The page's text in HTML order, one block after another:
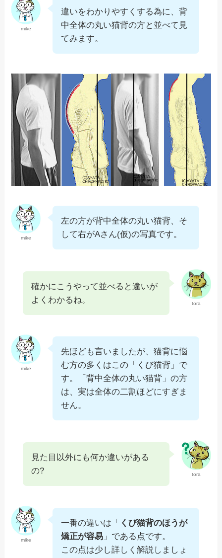
mike
違いをわかりやすくする為に、背
中全体の丸い猫背の方と並べて見
てみます。
mike
左の方が背中全体の丸い猫背、そ
して右がAさん(仮)の写真です。
tora
確かにこうやって並べると違いが
よくわかるね。
mike
先ほども言いましたが、猫背に悩
む方の多くはこの「くび猫背」で
す。「背中全体の丸い猫背」の方
は、実は全体の二割ほどにすぎま
せん。
tora
見た目以外にも何か違いがある
の?
mike
一番の違いは「 くび猫背のほうが
矯正が容易 」である点です。
この点は少し詳しく解説しましょ